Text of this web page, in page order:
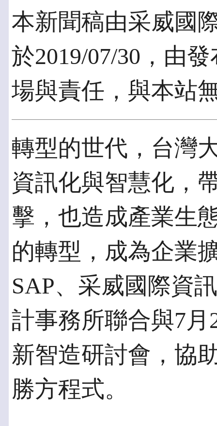
本新聞稿由采威國
於2019/07/30，由
場與責任，與本站
轉型的世代，台灣
資訊化與智慧化，
擊，也造成產業生
的轉型，成為企業
SAP、采威國際資
計事務所聯合與7月
新智造研討會，協
勝方程式。